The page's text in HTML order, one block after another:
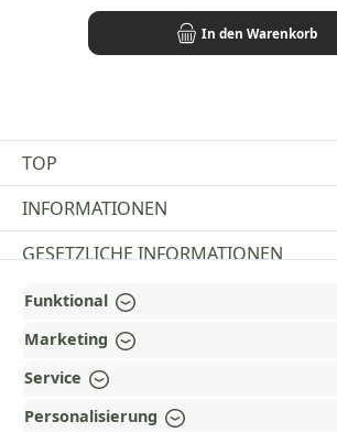
In den Warenkorb
TOP
INFORMATIONEN
GESETZLICHE INFORMATIONEN
ZAHLUNGS- UND VERSANDARTEN
AUSGEZEICHNET UND ZERTIFIZIERT!
WARUM HEAD-SHOP.DE?
Funktional
Marketing
Service
Personalisierung